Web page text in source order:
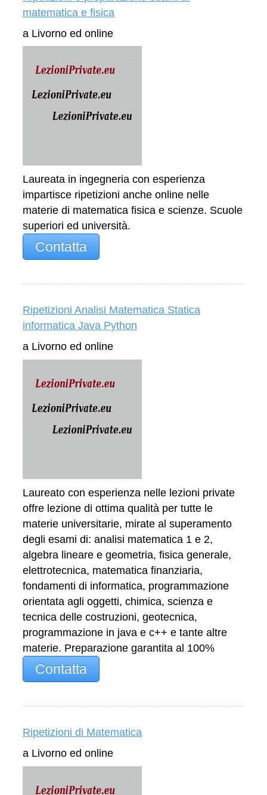
matematica e fisica
a Livorno ed online
Laureata in ingegneria con esperienza
impartisce ripetizioni anche online nelle
materie di matematica fisica e scienze. Scuole
superiori ed università.
Contatta
Ripetizioni Analisi Matematica Statica
informatica Java Python
a Livorno ed online
Laureato con esperienza nelle lezioni private
offre lezione di ottima qualità per tutte le
materie universitarie, mirate al superamento
degli esami di: analisi matematica 1 e 2,
algebra lineare e geometria, fisica generale,
elettrotecnica, matematica finanziaria,
fondamenti di informatica, programmazione
orientata agli oggetti, chimica, scienza e
tecnica delle costruzioni, geotecnica,
programmazione in java e c++ e tante altre
materie. Preparazione garantita al 100%
Contatta
Ripetizioni di Matematica
a Livorno ed online